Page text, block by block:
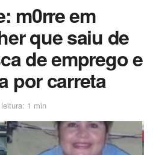
m0rre em
que saiu de
de emprego e
por carreta
1 min